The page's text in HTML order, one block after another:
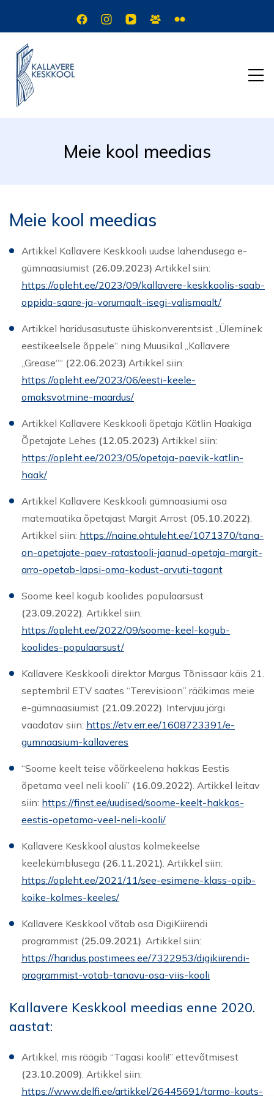
Meie kool meedias
Meie kool meedias
Artikkel Kallavere Keskkooli uudse lahendusega e-
gümnaasiumist (26.09.2023) Artikkel siin:
https://opleht.ee/2023/09/kallavere-keskkoolis-saab-
oppida-saare-ja-vorumaalt-isegi-valismaalt/
Artikkel haridusasutuste ühiskonverentsist „Üleminek
eestikeelsele õppele“ ning Muusikal „Kallavere
„Grease““ (22.06.2023) Artikkel siin:
https://opleht.ee/2023/06/eesti-keele-
omaksvotmine-maardus/
Artikkel Kallavere Keskkooli õpetaja Kätlin Haakiga
Õpetajate Lehes (12.05.2023) Artikkel siin:
https://opleht.ee/2023/05/opetaja-paevik-katlin-
haak/
Artikkel Kallavere Keskkooli gümnaasiumi osa
matemaatika õpetajast Margit Arrost (05.10.2022).
Artikkel siin: https://naine.ohtuleht.ee/1071370/tana-
on-opetajate-paev-ratastooli-jaanud-opetaja-margit-
arro-opetab-lapsi-oma-kodust-arvuti-tagant
Soome keel kogub koolides populaarsust
(23.09.2022). Artikkel siin:
https://opleht.ee/2022/09/soome-keel-kogub-
koolides-populaarsust/
Kallavere Keskkooli direktor Margus Tõnissaar käis 21.
septembril ETV saates “Terevisioon” rääkimas meie
e-gümnaasiumist (21.09.2022). Intervjuu järgi
vaadatav siin: https://etv.err.ee/1608723391/e-
gumnaasium-kallaveres
“Soome keelt teise võõrkeelena hakkas Eestis
õpetama veel neli kooli” (16.09.2022). Artikkel leitav
siin: https://finst.ee/uudised/soome-keelt-hakkas-
eestis-opetama-veel-neli-kooli/
Kallavere Keskkool alustas kolmekeelse
keelekümblusega (26.11.2021). Artikkel siin:
https://opleht.ee/2021/11/see-esimene-klass-opib-
koike-kolmes-keeles/
Kallavere Keskkool võtab osa DigiKiirendi
programmist (25.09.2021). Artikkel siin:
https://haridus.postimees.ee/7322953/digikiirendi-
programmist-votab-tanavu-osa-viis-kooli
Kallavere Keskkool meedias enne 2020.
aastat:
Artikkel, mis räägib “Tagasi kooli!” ettevõtmisest
(23.10.2009). Artikkel siin:
https://www.delfi.ee/artikkel/26445691/tarmo-kouts-